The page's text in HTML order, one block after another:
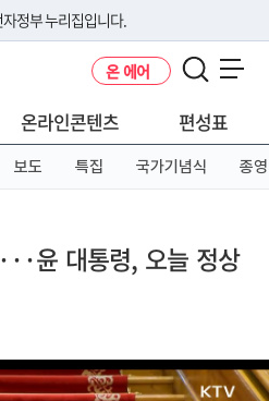
정부 누리집입니다.
인 주소를 사용하고 있다면 아래 URL에
온 에어
온라인콘텐츠 편성표
보도 특집 국가기념식 종영
윤 대통령, 오늘 정상